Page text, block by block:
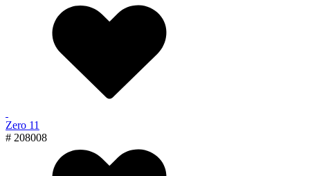
Zero 11
# 208008